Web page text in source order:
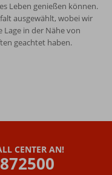
Leben genießen können.
ausgewählt, wobei wir
in der Nähe von
geachtet haben.
CENTER AN!